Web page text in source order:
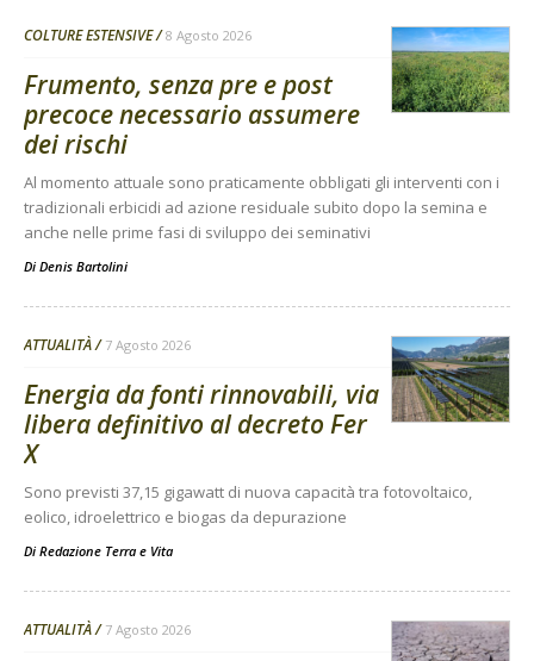
COLTURE ESTENSIVE 8 Agosto 2026
Frumento, senza pre e post
precoce necessario assumere
dei rischi
Al momento attuale sono praticamente obbligati gli interventi con i
tradizionali erbicidi ad azione residuale subito dopo la semina e
anche nelle prime fasi di sviluppo dei seminativi
Di Denis Bartolini
ATTUALITÀ 7 Agosto 2026
Energia da fonti rinnovabili, via
libera definitivo al decreto Fer
X
Sono previsti 37,15 gigawatt di nuova capacità tra fotovoltaico,
eolico, idroelettrico e biogas da depurazione
Di Redazione Terra e Vita
ATTUALITÀ 7 Agosto 2026